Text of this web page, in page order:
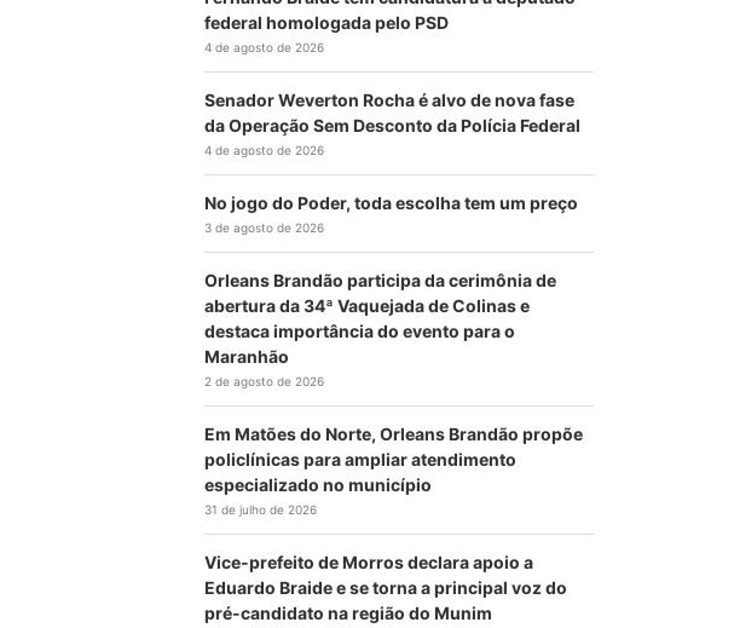
federal homologada pelo PSD
4 de agosto de 2026
Senador Weverton Rocha é alvo de nova fase
da Operação Sem Desconto da Polícia Federal
4 de agosto de 2026
No jogo do Poder, toda escolha tem um preço
3 de agosto de 2026
Orleans Brandão participa da cerimônia de
abertura da 34ª Vaquejada de Colinas e
destaca importância do evento para o
Maranhão
2 de agosto de 2026
Em Matões do Norte, Orleans Brandão propõe
policlínicas para ampliar atendimento
especializado no município
31 de julho de 2026
Vice-prefeito de Morros declara apoio a
Eduardo Braide e se torna a principal voz do
pré-candidato na região do Munim